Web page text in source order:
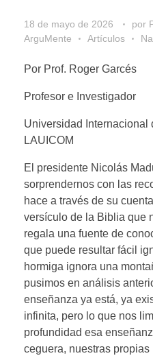
18 de mayo de 2026 por
ArguMente
Artículos
Por Prof. Roger Garcés
Profesor e Investigador
Universidad Internacional
LAUICOM
El presidente Nicolás
sorprendernos con las
hace a través de su
versículo de la Biblia que
regala una fuente de
que puede resultar fácil
hormiga ignora una
pusimos en análisis
enseñanza ya está, ya
infinita, pero lo que nos
profundidad esa
ceguera, nuestras